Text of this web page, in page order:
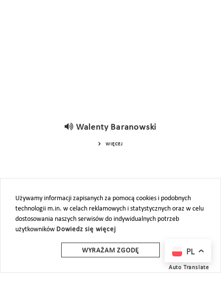
Walenty Baranowski
WIĘCEJ
Używamy informacji zapisanych za pomocą cookies i podobnych
technologii m.in. w celach reklamowych i statystycznych oraz w celu
dostosowania naszych serwisów do indywidualnych potrzeb
użytkowników Dowiedz się więcej
WYRAŻAM ZGODĘ PL
Auto Translate